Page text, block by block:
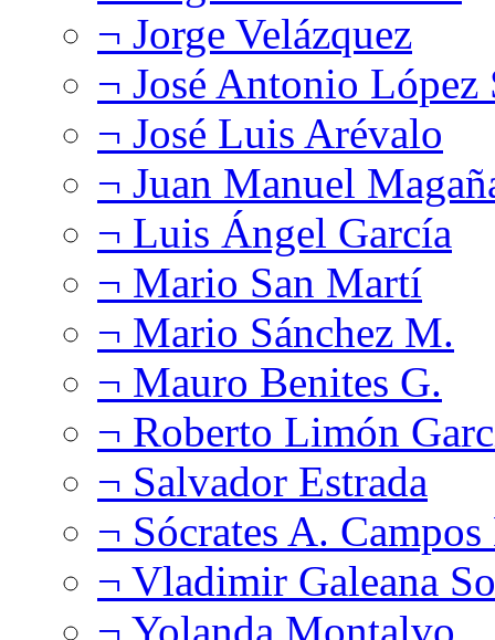
¬ Jorge Velázquez
¬ José Antonio López
¬ José Luis Arévalo
¬ Juan Manuel
¬ Luis Ángel García
¬ Mario San Martí
¬ Mario Sánchez M.
¬ Mauro Benites G.
¬ Roberto Limón
¬ Salvador Estrada
¬ Sócrates A.
¬ Vladimir Galeana
¬ Yolanda Montalvo